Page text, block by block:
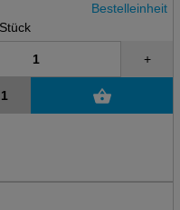
Bestelleinheit
+